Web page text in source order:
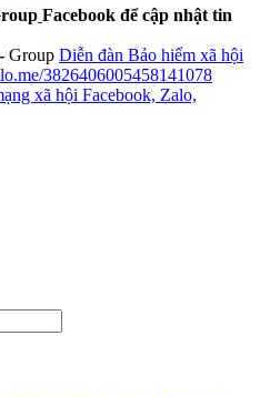
Facebook để cập nhật tin
- Group Diễn đàn Bảo hiểm xã hội
3826406005458141078
xã hội Facebook, Zalo,